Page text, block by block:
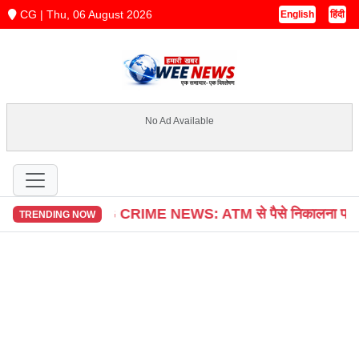
CG | Thu, 06 August 2026 English हिंदी
No Ad Available
TRENDING NOW
CG CRIME NEWS: ATM से पैसे निकालना पड़ा महंगा,